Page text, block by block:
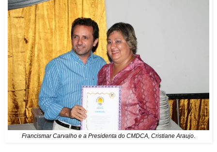
Francismar Carvalho e a Presidenta do CMDCA, Cristiane Araujo